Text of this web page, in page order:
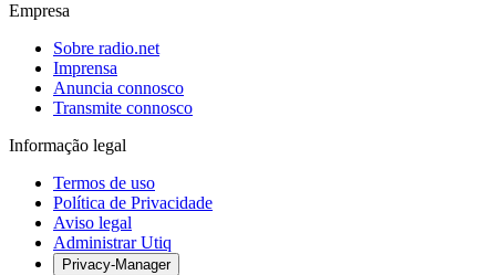
Empresa
Sobre radio.net
Imprensa
Anuncia connosco
Transmite connosco
Informação legal
Termos de uso
Política de Privacidade
Aviso legal
Administrar Utiq
Privacy-Manager